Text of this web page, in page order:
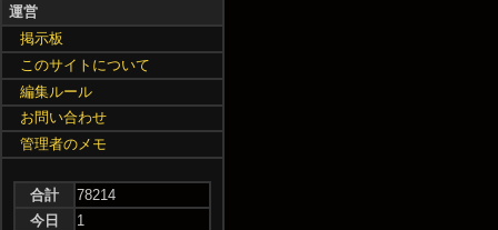
運営
掲示板
このサイトについて
編集ルール
お問い合わせ
管理者のメモ
合計
78214
今日
1